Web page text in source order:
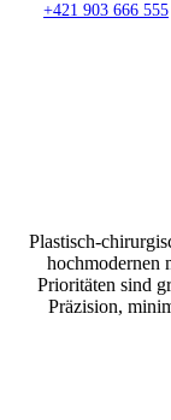
+421 903 666 555
Plastisch-
hochmodernen
Prioritäten sind
Präzision,